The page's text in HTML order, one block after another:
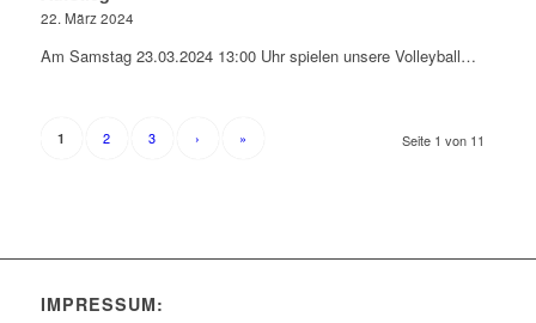
22. März 2024
Am Samstag 23.03.2024 13:00 Uhr spielen unsere Volleyball…
Seite 1 von 11
1 2 3 › »
IMPRESSUM: